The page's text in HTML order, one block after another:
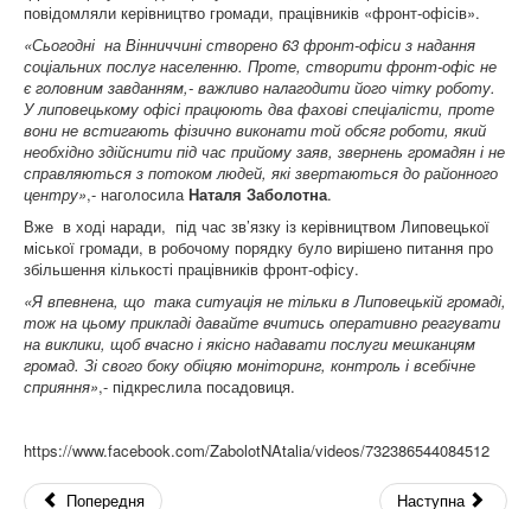
повідомляли керівництво громади, працівників «фронт-офісів».
«Сьогодні на Вінниччині створено 63 фронт-офіси з надання
соціальних послуг населенню. Проте, створити фронт-офіс не
є головним завданням,- важливо налагодити його чітку роботу.
У липовецькому офісі працюють два фахові спеціалісти, проте
вони не встигають фізично виконати той обсяг роботи, який
необхідно здійснити під час прийому заяв, звернень громадян і не
справляються з потоком людей, які звертаються до районного
центру»,- наголосила Наталя Заболотна.
Вже в ході наради, під час зв’язку із керівництвом Липовецької
міської громади, в робочому порядку було вирішено питання про
збільшення кількості працівників фронт-офісу.
«Я впевнена, що така ситуація не тільки в Липовецькій громаді,
тож на цьому прикладі давайте вчитись оперативно реагувати
на виклики, щоб вчасно і якісно надавати послуги мешканцям
громад. Зі свого боку обіцяю моніторинг, контроль і всебічне
сприяння»,- підкреслила посадовиця.
https://www.facebook.com/ZabolotNAtalia/videos/732386544084512
Попередня Наступна